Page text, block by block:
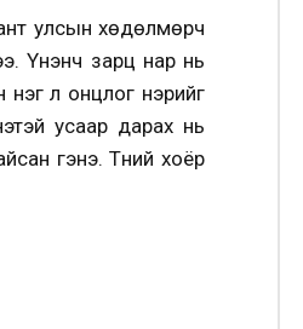
улсын хөдөлмөрч
Үнэнч зарц нар нь
л онцлог үнэрийг
усаар дарах нь
гэнэ. Түүний хоёр